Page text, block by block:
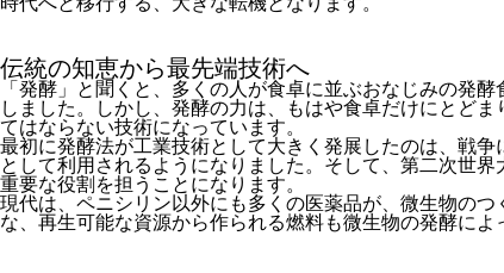
伝統の知恵から最先端技術へ
「発酵」と聞くと、多くの人が食卓に並ぶおなじみの発
しました。しかし、発酵の力は、もはや食卓だけにとど
てはならない技術になっています。
最初に発酵法が工業技術として大きく発展したのは、戦
として利用されるようになりました。そして、第二次世
重要な役割を担うことになります。
現代は、ペニシリン以外にも多くの医薬品が、微生物の
な、再生可能な資源から作られる燃料も微生物の発酵に